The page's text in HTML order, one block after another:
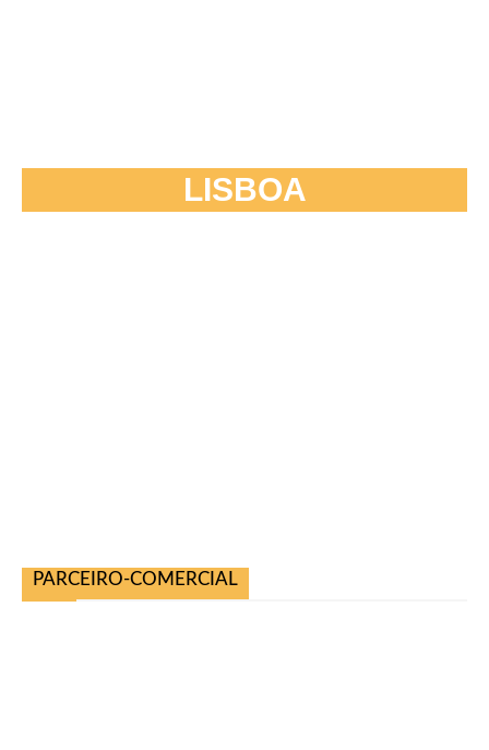
LISBOA
PARCEIRO-COMERCIAL